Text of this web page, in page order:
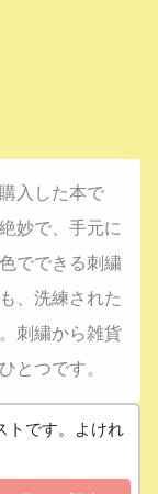
入した本で
妙で、手元に
でできる刺繍
、洗練された
刺繍から雑貨
とつです。
トです。よけれ